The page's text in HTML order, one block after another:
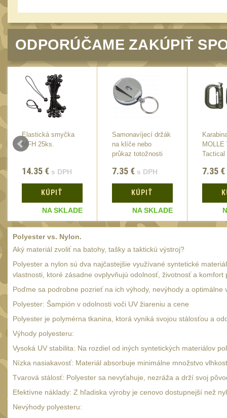
ODPORÚČAME ZAKÚPIŤ
Elastická smyčka
MFH 25ks.
14.35 € s DPH
KÚPIŤ
NA SKLADE
Samonavíjecí držák
na klíče nebo
průkaz totožnosti
7.35 € s DPH
KÚPIŤ
NA SKLADE
MOLLE
7.35 €
Polyester vs. Nylon.
Aký materiál zvoliť na batohy, tašky a taktickú výstroj?
Polyester a nylon sú dva najčastejšie využívané syntetické
vlastnosti, ktoré zásadne ovplyvňujú odolnosť, životnosť a
Poďme sa podrobne pozrieť na ich výhody, nevýhody a optimálne
Polyester: Šampión v odolnosti voči UV žiareniu a cene
Polyester je polymérna tkanina, ktorá vyniká svojou stálosťou a
Výhody polyesteru:
Vysoká UV stabilita: Na rozdiel od iných syntetických materiálov
Nízka nasiakavosť: Materiál absorbuje minimálne množstvo
Tvarová stálosť: Polyester sa nevyťahuje, nezráža a drží svoj
Efektívne náklady: Z hľadiska výroby je cenovo dostupnejší než
Nevýhody polyesteru: